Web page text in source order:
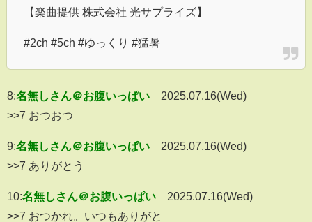
【楽曲提供 株式会社 光サプライズ】
#2ch #5ch #ゆっくり #猛暑
8:名無しさん＠お腹いっぱい
2025.07.16(Wed)
>>7 おつおつ
9:名無しさん＠お腹いっぱい
2025.07.16(Wed)
>>7 ありがとう
10:名無しさん＠お腹いっぱい
2025.07.16(Wed)
>>7 おつかれ。いつもありがと